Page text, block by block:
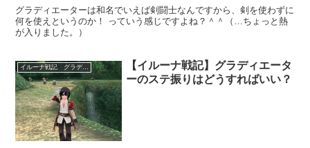
グラディエーターは和名でいえば剣闘士なんですから、剣を使わずに
何を使えというのか！ っていう感じですよね？＾＾（…ちょっと熱
が入りました。）
イルーナ戦記 グラディエーター
【イルーナ戦記】グラディエータ
ーのステ振りはどうすればいい？